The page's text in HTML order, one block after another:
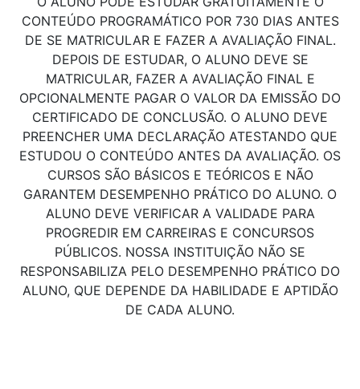
CONTEÚDO PROGRAMÁTICO POR 730 DIAS ANTES
DE SE MATRICULAR E FAZER A AVALIAÇÃO FINAL.
DEPOIS DE ESTUDAR, O ALUNO DEVE SE
MATRICULAR, FAZER A AVALIAÇÃO FINAL E
OPCIONALMENTE PAGAR O VALOR DA EMISSÃO DO
CERTIFICADO DE CONCLUSÃO. O ALUNO DEVE
PREENCHER UMA DECLARAÇÃO ATESTANDO QUE
ESTUDOU O CONTEÚDO ANTES DA AVALIAÇÃO. OS
CURSOS SÃO BÁSICOS E TEÓRICOS E NÃO
GARANTEM DESEMPENHO PRÁTICO DO ALUNO. O
ALUNO DEVE VERIFICAR A VALIDADE PARA
PROGREDIR EM CARREIRAS E CONCURSOS
PÚBLICOS. NOSSA INSTITUIÇÃO NÃO SE
RESPONSABILIZA PELO DESEMPENHO PRÁTICO DO
ALUNO, QUE DEPENDE DA HABILIDADE E APTIDÃO
DE CADA ALUNO.